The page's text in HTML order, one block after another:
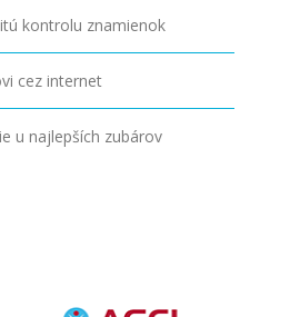
kontrolu znamienok
cez internet
u najlepších zubárov